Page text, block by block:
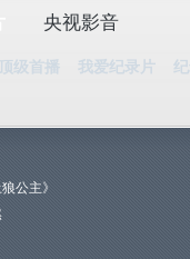
顶级首播 我爱纪录片
央视影音
狼公主》